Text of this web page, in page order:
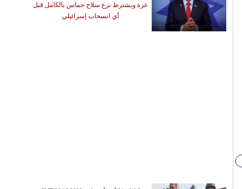
غزة ويشترط نزع سلاح حماس بالكامل قبل
أي انسحاب إسرائيلي